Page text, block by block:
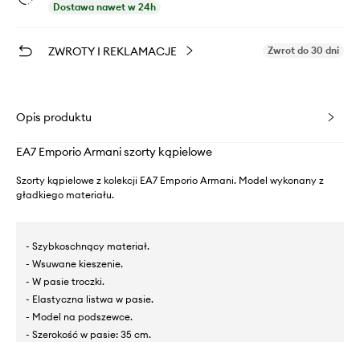
Dostawa nawet w 24h
ZWROTY I REKLAMACJE Zwrot do 30 dni
Opis produktu
EA7 Emporio Armani szorty kąpielowe
Szorty kąpielowe z kolekcji EA7 Emporio Armani. Model wykonany z
gładkiego materiału.
- Szybkoschnący materiał.
- Wsuwane kieszenie.
- W pasie troczki.
- Elastyczna listwa w pasie.
- Model na podszewce.
- Szerokość w pasie: 35 cm.